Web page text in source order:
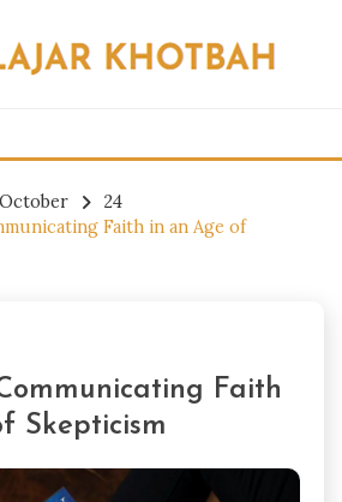
October
24
Faith in an Age of
Faith
Skepticism